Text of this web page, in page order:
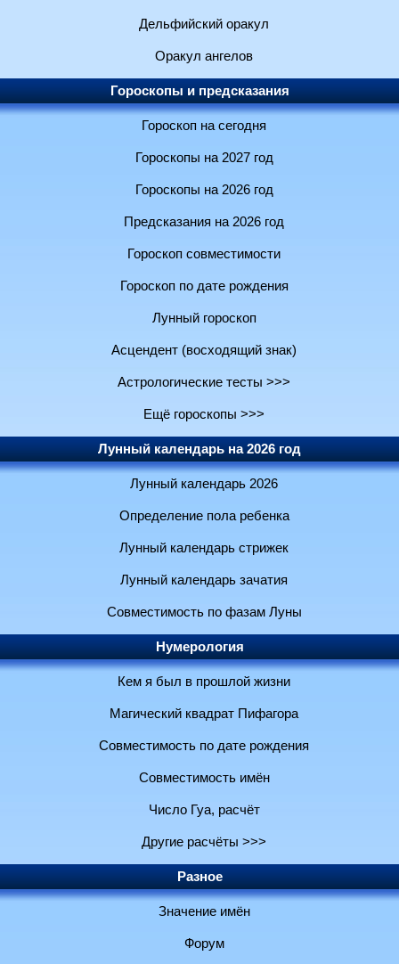
Дельфийский оракул
Оракул ангелов
Гороскопы и предсказания
Гороскоп на сегодня
Гороскопы на 2027 год
Гороскопы на 2026 год
Предсказания на 2026 год
Гороскоп совместимости
Гороскоп по дате рождения
Лунный гороскоп
Асцендент (восходящий знак)
Астрологические тесты >>>
Ещё гороскопы >>>
Лунный календарь на 2026 год
Лунный календарь 2026
Определение пола ребенка
Лунный календарь стрижек
Лунный календарь зачатия
Совместимость по фазам Луны
Нумерология
Кем я был в прошлой жизни
Магический квадрат Пифагора
Совместимость по дате рождения
Совместимость имён
Число Гуа, расчёт
Другие расчёты >>>
Разное
Значение имён
Форум